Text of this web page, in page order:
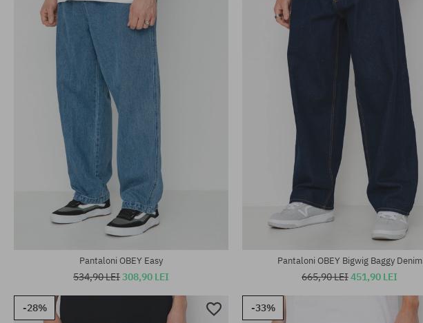
Mărimi existente:
Mărimi existente:
Pantaloni OBEY Easy
534,90 LEI308,90 LEI
Pantaloni OBEY Bigwig Baggy Denim
665,90 LEI451,90 LEI
-28% -33%